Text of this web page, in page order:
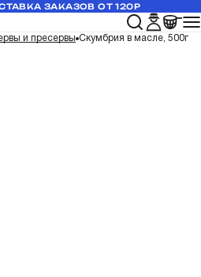
ЗАКАЗОВ ОТ 120Р
и пресервы Скумбрия в масле, 500г